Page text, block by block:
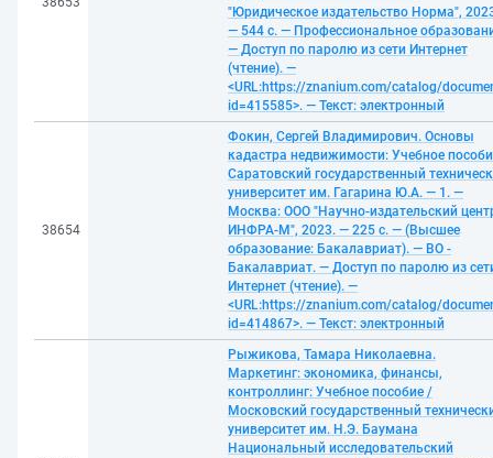
"Юридическое издательство Норма",
— 544 с. — Профессиональное
— Доступ по паролю из сети Интернет
(чтение). —
<URL:https://znanium.com/catalog/
id=415585>. — Текст: электронный
38654
Фокин, Сергей Владимирович. Основы
кадастра недвижимости: Учебное
Саратовский государственный
университет им. Гагарина Ю.А. — 1. —
Москва: ООО "Научно-издательский
ИНФРА-М", 2023. — 225 с. — (Высшее
образование: Бакалавриат). — ВО -
Бакалавриат. — Доступ по паролю из
Интернет (чтение). —
<URL:https://znanium.com/catalog/
id=414867>. — Текст: электронный
Рыжикова, Тамара Николаевна.
Маркетинг: экономика, финансы,
контроллинг: Учебное пособие /
Московский государственный
университет им. Н.Э. Баумана
Национальный исследовательский